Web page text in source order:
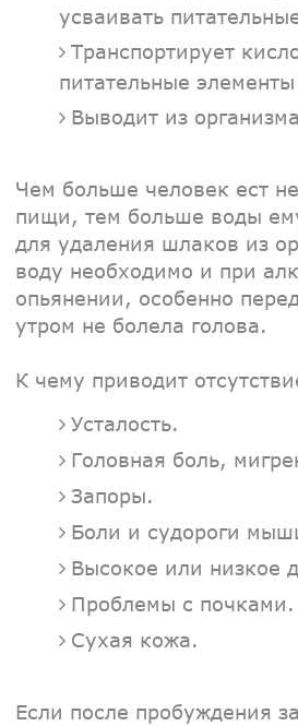
усваивать
Транспортирует
питательные
Выводит из
Чем больше человек ест
пищи, тем больше воды
для удаления шлаков из
воду необходимо и при
опьянении, особенно
утром не болела голова.
К чему приводит
Усталость.
Головная боль,
Запоры.
Боли и судороги
Высокое или низкое
Проблемы с почками.
Сухая кожа.
Если после пробуждения